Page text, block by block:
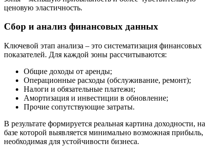
ценовую эластичность.
Сбор и анализ финансовых данных
Ключевой этап анализа – это систематизация финансовых
показателей. Для каждой зоны рассчитываются:
Общие доходы от аренды;
Операционные расходы (обслуживание, ремонт);
Налоги и обязательные платежи;
Амортизация и инвестиции в обновление;
Прочие сопутствующие затраты.
В результате формируется реальная картина доходности, на
базе которой выявляется минимально возможная прибыль,
необходимая для устойчивости бизнеса.